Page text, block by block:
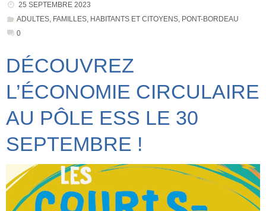
25 SEPTEMBRE 2023
ADULTES, FAMILLES, HABITANTS ET CITOYENS, PONT-BORDEAU
0
DÉCOUVREZ
L’ÉCONOMIE CIRCULAIRE
AU PÔLE ESS LE 30
SEPTEMBRE !